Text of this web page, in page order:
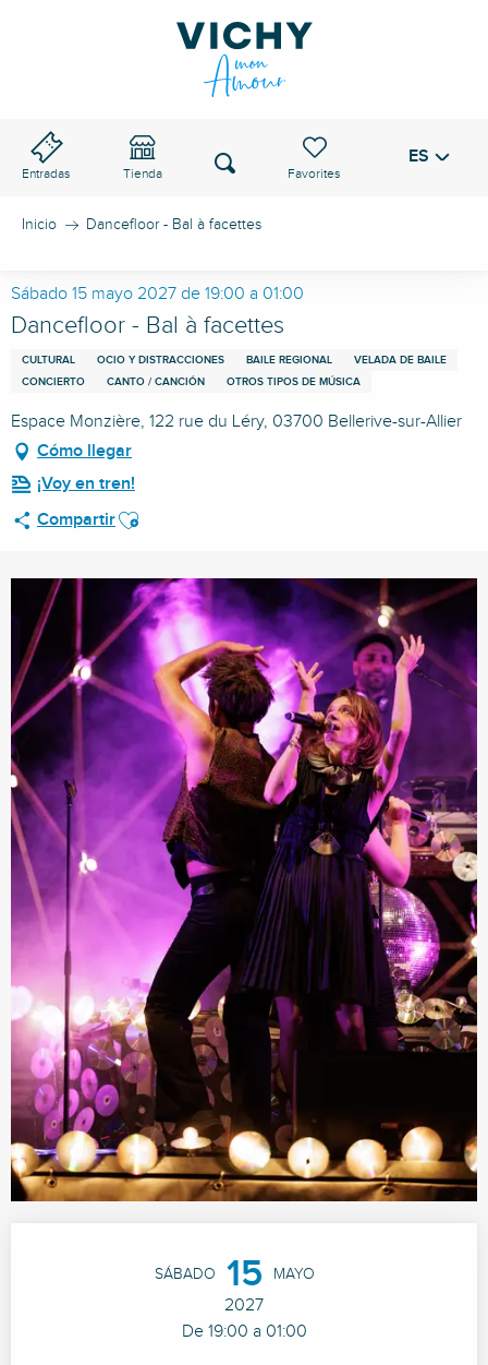
Entradas Tienda
Voir les favoris
Buscar ES
Inicio Dancefloor - Bal à facettes
Sábado 15 mayo 2027 de 19:00 a 01:00
Dancefloor - Bal à facettes
CULTURAL OCIO Y DISTRACCIONES BAILE REGIONAL
VELADA DE BAILE
CONCIERTO
CANTO / CANCIÓN OTROS TIPOS DE MÚSICA
Espace Monzière, 122 rue du Léry, 03700 Bellerive-sur-Allier
Cómo llegar
¡Voy en tren!
CompartirAjouter aux favoris
SÁBADO 15 MAYO
2027
De 19:00 a 01:00